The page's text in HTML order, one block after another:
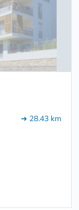
➔ 28.43 km